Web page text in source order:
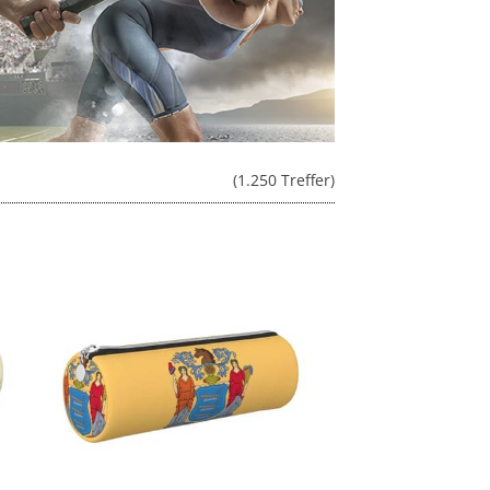
(1.250 Treffer)